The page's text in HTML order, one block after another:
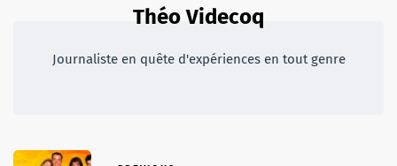
Théo Videcoq
Journaliste en quête d'expériences en tout genre